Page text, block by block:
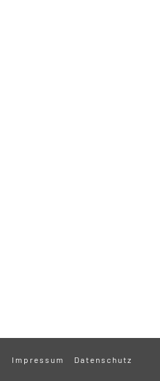
Impressum Datenschutz